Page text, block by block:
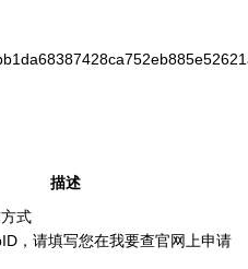
描述
式
，请填写您在我要查官网上申请